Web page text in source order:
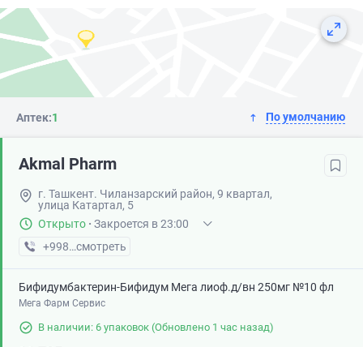
Аптек:1 По умолчанию
Akmal Pharm
г. Ташкент. Чиланзарский район, 9 квартал,
улица Катартал, 5
Открыто · Закроется в 23:00
+998 (99) XXX-XX-XX
смотреть
Бифидумбактерин-Бифидум Мега лиоф.д/вн 250мг №10 фл
Мега Фарм Сервис
В наличии: 6 упаковок (Обновлено 1 час назад)